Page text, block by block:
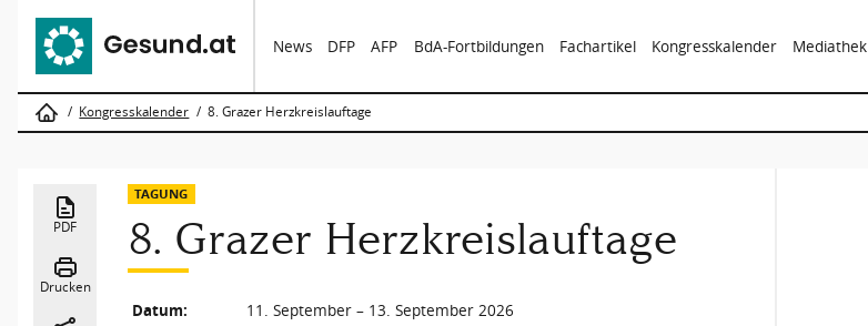
News DFP AFP BdA-Fortbildungen Fachartikel Kongresskalender Mediathek
Kongresskalender 8. Grazer Herzkreislauftage
PDF
Drucken
TAGUNG
8. Grazer Herzkreislauftage
Datum:
11. September – 13. September 2026